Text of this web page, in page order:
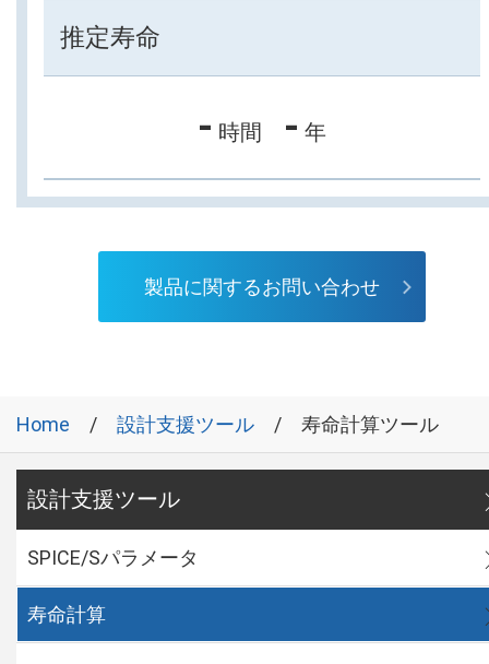
推定寿命
- 時間 - 年
製品に関するお問い合わせ
Home 設計支援ツール 寿命計算ツール
設計支援ツール
SPICE/Sパラメータ
寿命計算